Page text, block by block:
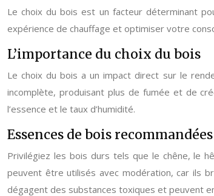
Le choix du bois est un facteur déterminant
expérience de chauffage et optimiser votre
L’importance du choix du bois
Le choix du bois a un impact direct sur le
incomplète, produisant plus de fumée et de
l’essence et le taux d’humidité.
Essences de bois recommandées
Privilégiez les bois durs tels que le chêne, le
peuvent être utilisés avec modération, car ils
dégagent des substances toxiques et peuvent